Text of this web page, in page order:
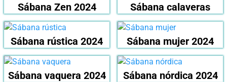
Sábana Zen 2024 Sábana calaveras
Sábana rústica 2024 Sábana mujer 2024
Sábana vaquera 2024 Sábana nórdica 2024